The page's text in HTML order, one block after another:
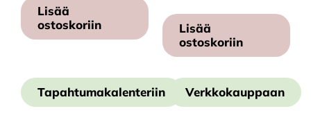
Lisää
ostoskoriin
Lisää
ostoskoriin
Tapahtumakalenteriin Verkkokauppaan